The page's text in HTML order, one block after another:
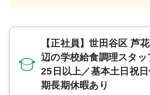
【正社員】世田谷区 芦
辺の学校給食調理スタ
25日以上／基本土日祝
期長期休暇あり